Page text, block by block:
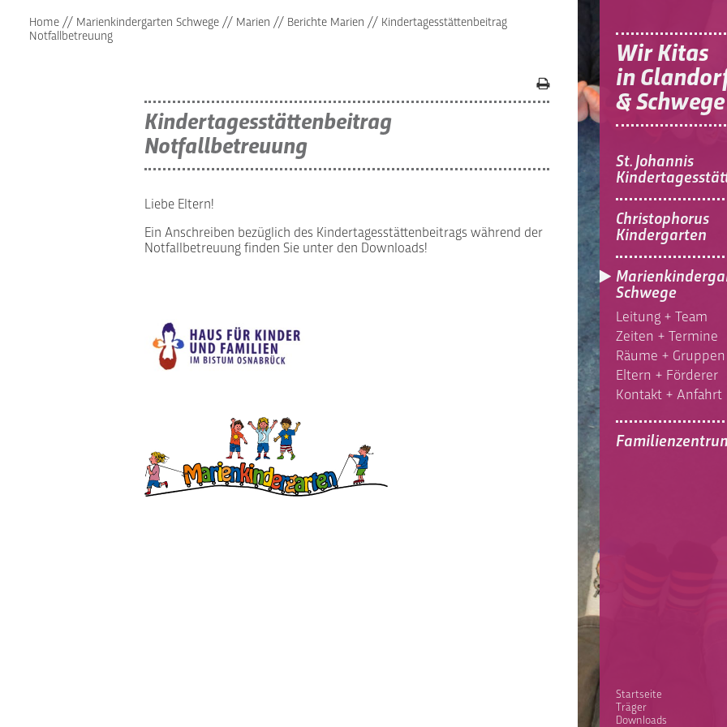
Wir Kitas
in
& Schwege
St. Johannis
Christophorus
Kindergarten
Schwege
Leitung + Team
Zeiten + Termine
Räume + Gruppen
Eltern + Förderer
Kontakt + Anfahrt
Startseite
Träger
Downloads
Home// Marienkindergarten Schwege// Marien // Berichte Marien // Kindertagesstättenbeitrag
Notfallbetreuung
Kindertagesstättenbeitrag
Notfallbetreuung
Liebe Eltern!
Ein Anschreiben bezüglich des Kindertagesstättenbeitrags während der
Notfallbetreuung finden Sie unter den Downloads!